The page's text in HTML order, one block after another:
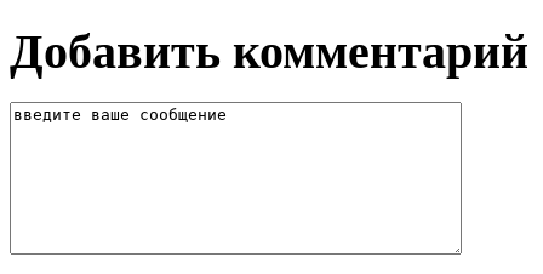
Добавить комментарий